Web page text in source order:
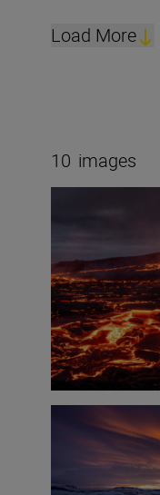
Load More
10 images